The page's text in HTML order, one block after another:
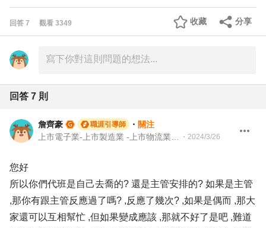
回答 7 觀看 3349 分享
收藏
回答 7 則
詹齊豪 職涯引導師 ・ 關注
・ 2024/3/26
您好
所以你們代班是自己去喬的? 還是主管安排的? 如果是主管
,那你有跟主管反應過了嗎? ,反應了幾次? ,如果是偶而 ,那大
家還可以互相幫忙 ,但如果變成應該 ,那就不好了是吧 ,難道